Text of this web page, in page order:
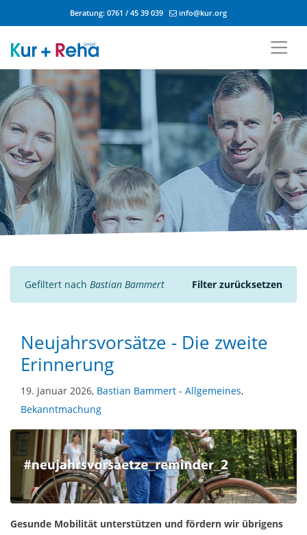
Beratung: 0761 / 45 39 039 info@kur.org
Gefiltert nach Bastian Bammert Filter zurücksetzen
Neujahrsvorsätze - Die zweite
Erinnerung
19. Januar 2026, Bastian Bammert - Allgemeines,
Bekanntmachung
Gesunde Mobilität unterstützen und fördern wir übrigens